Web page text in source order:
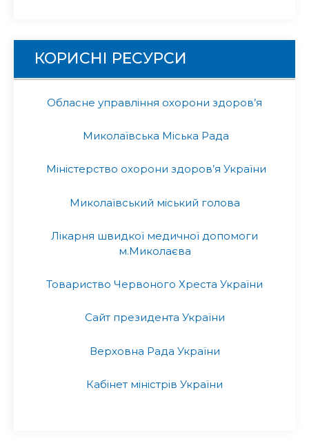
КОРИСНІ РЕСУРСИ
Обласне управління охорони здоров’я
Миколаївська Міська Рада
Міністерство охорони здоров’я України
Миколаївський міський голова
Лікарня швидкої медичної допомоги
м.Миколаєва
Товариство Червоного Хреста України
Сайт президента України
Верховна Рада України
Кабінет міністрів України